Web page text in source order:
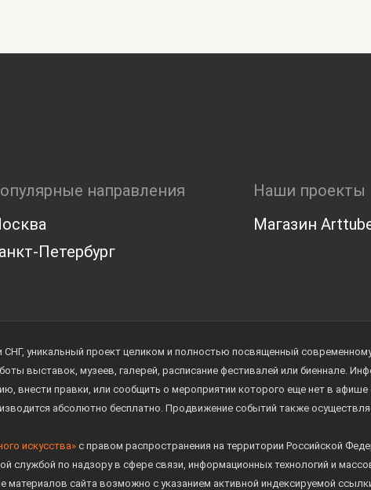
направления
Петербург
Наши проекты
Магазин
уникальный проект целиком и полностью посвященный
выставок, музеев, галерей, расписание фестивалей или биеннале.
внести правки, или сообщить о мероприятии которого еще нет в
абсолютно бесплатно. Продвижение событий также
искусства»с правом распространения на территории Российской
службой по надзору в сфере связи, информационных технологий и
сайта возможно с указанием активной индексируемой